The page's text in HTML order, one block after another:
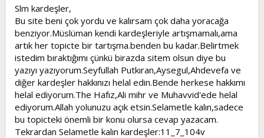
l
t
a
n
r
i
h
i
Slm kardeşler,
Bu site beni çok yordu ve kalırsam çok daha yoracağa
benziyor.Müslüman kendi kardeşleriyle artışmamalı,ama
artık her topicte bir tartışma.benden bu kadar.Belirtmek
istedim bıraktığımı çünkü birazda sitem olsun diye bu
yazıyı yazıyorum.Seyfullah Putkıran,Aysegul,Ahdevefa ve
diğer kardeşler hakkınızı helal edin.Bende herkese hakkımı
helal ediyorum.The Hafız,Ali mihr ve Muhavvid'ede helal
ediyorum.Allah yolunuzu açık etsin.Selametle kalın,sadece
bu topicteki önemli bir konu olursa cevap yazacam.
Tekrardan Selametle kalın kardeşler:11_7_104v